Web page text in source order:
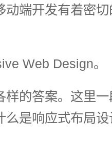
动端开发有着密切
Web Design。
的答案。这里一
么是响应式布局设